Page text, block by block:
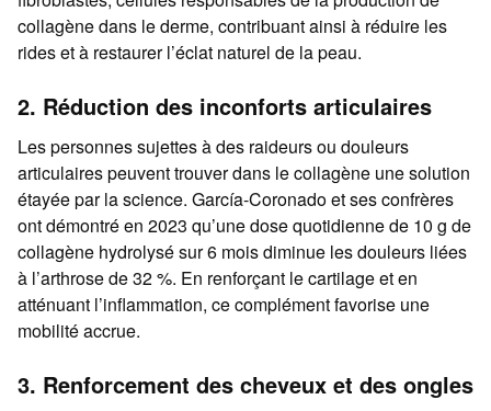
collagène dans le derme, contribuant ainsi à réduire les
rides et à restaurer l’éclat naturel de la peau.
2. Réduction des inconforts articulaires
Les personnes sujettes à des raideurs ou douleurs
articulaires peuvent trouver dans le collagène une solution
étayée par la science. García-Coronado et ses confrères
ont démontré en 2023 qu’une dose quotidienne de 10 g de
collagène hydrolysé sur 6 mois diminue les douleurs liées
à l’arthrose de 32 %. En renforçant le cartilage et en
atténuant l’inflammation, ce complément favorise une
mobilité accrue.
3. Renforcement des cheveux et des ongles